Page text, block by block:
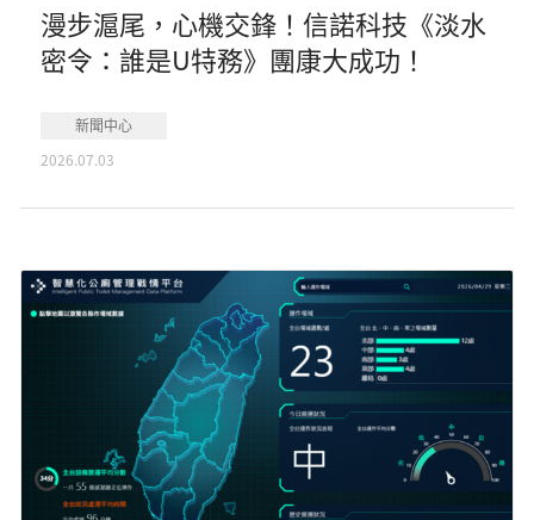
漫步滬尾，心機交鋒！信諾科技《淡水
密令：誰是U特務》團康大成功！
新聞中心
2026.07.03